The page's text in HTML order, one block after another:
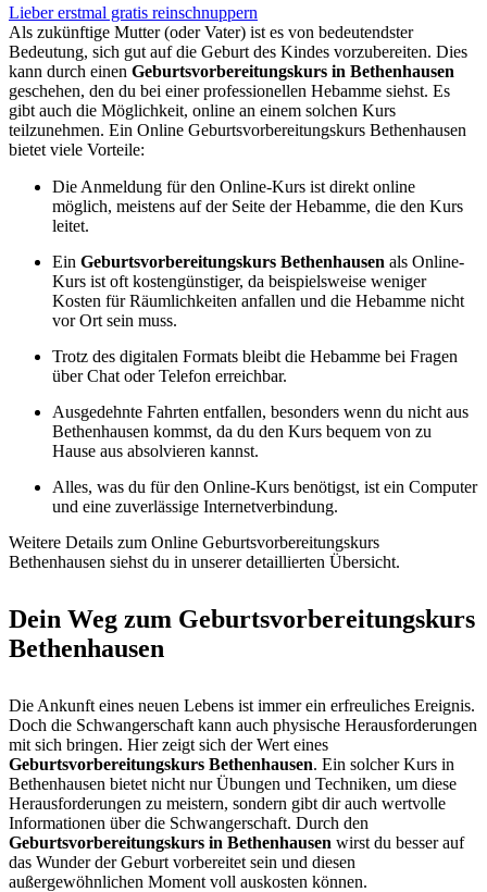
Lieber erstmal gratis reinschnuppern
Als zukünftige Mutter (oder Vater) ist es von bedeutendster
Bedeutung, sich gut auf die Geburt des Kindes vorzubereiten. Dies
kann durch einen Geburtsvorbereitungskurs in Bethenhausen
geschehen, den du bei einer professionellen Hebamme siehst. Es
gibt auch die Möglichkeit, online an einem solchen Kurs
teilzunehmen. Ein Online Geburtsvorbereitungskurs Bethenhausen
bietet viele Vorteile:
Die Anmeldung für den Online-Kurs ist direkt online
möglich, meistens auf der Seite der Hebamme, die den Kurs
leitet.
Ein Geburtsvorbereitungskurs Bethenhausen als Online-
Kurs ist oft kostengünstiger, da beispielsweise weniger
Kosten für Räumlichkeiten anfallen und die Hebamme nicht
vor Ort sein muss.
Trotz des digitalen Formats bleibt die Hebamme bei Fragen
über Chat oder Telefon erreichbar.
Ausgedehnte Fahrten entfallen, besonders wenn du nicht aus
Bethenhausen kommst, da du den Kurs bequem von zu
Hause aus absolvieren kannst.
Alles, was du für den Online-Kurs benötigst, ist ein Computer
und eine zuverlässige Internetverbindung.
Weitere Details zum Online Geburtsvorbereitungskurs
Bethenhausen siehst du in unserer detaillierten Übersicht.
Dein Weg zum Geburtsvorbereitungskurs
Bethenhausen
Die Ankunft eines neuen Lebens ist immer ein erfreuliches Ereignis.
Doch die Schwangerschaft kann auch physische Herausforderungen
mit sich bringen. Hier zeigt sich der Wert eines
Geburtsvorbereitungskurs Bethenhausen. Ein solcher Kurs in
Bethenhausen bietet nicht nur Übungen und Techniken, um diese
Herausforderungen zu meistern, sondern gibt dir auch wertvolle
Informationen über die Schwangerschaft. Durch den
Geburtsvorbereitungskurs in Bethenhausen wirst du besser auf
das Wunder der Geburt vorbereitet sein und diesen
außergewöhnlichen Moment voll auskosten können.